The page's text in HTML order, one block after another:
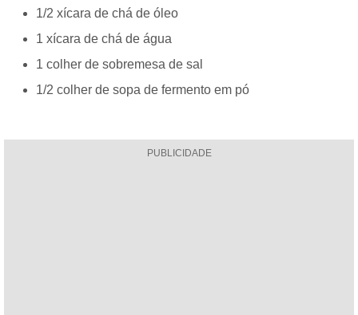
1/2 xícara de chá de óleo
1 xícara de chá de água
1 colher de sobremesa de sal
1/2 colher de sopa de fermento em pó
PUBLICIDADE